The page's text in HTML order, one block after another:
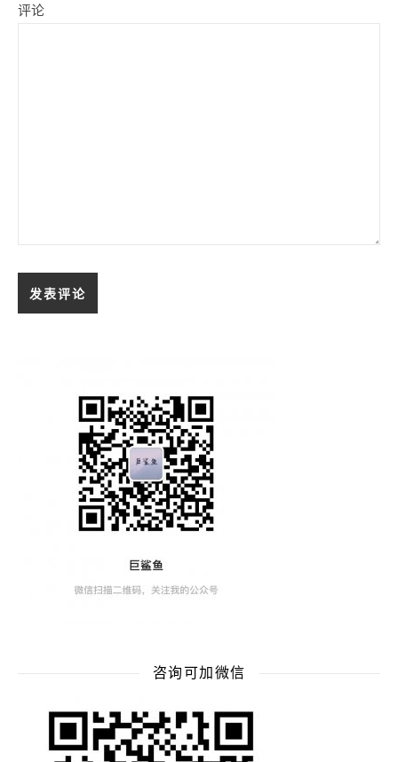
评论
咨询可加微信